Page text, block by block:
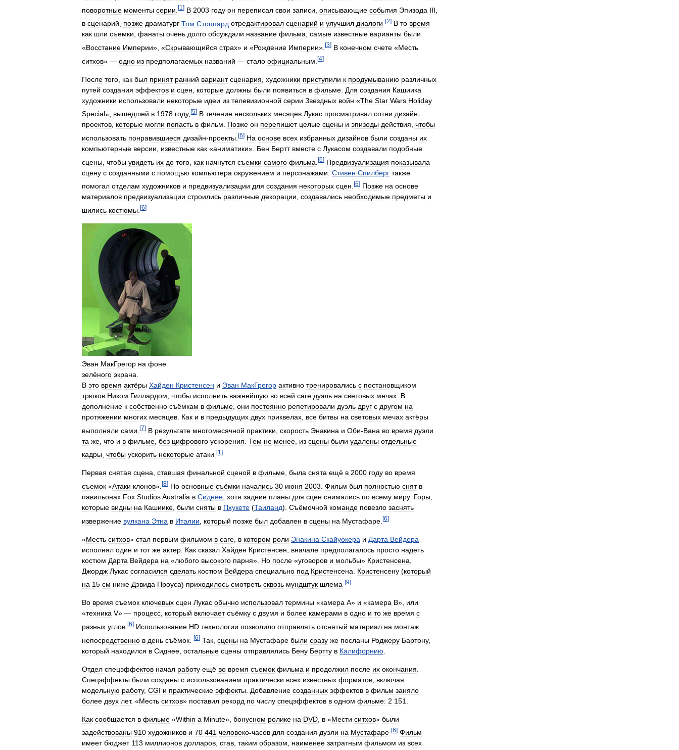
поворотные моменты серии [1 ] В 2003 году он переписал свои записи описывающие события Эпизода III
в сценарий; позже драматург Том Стоппард отредактировал сценарий и улучшил диалоги [2] В то время
как шли съемки, фанаты очень долго обсуждали название фильма; самые известные варианты были
«Восстание Империи», «Скрывающийся страх» и «Рождение Империи». [3] В конечном счете «Месть
ситхов» — одно из предполагаемых названий — стало официальным [4]
После того как был принят ранний вариант сценария художники приступили к продумыванию различных
путей создания эффектов и сцен которые должны были появиться в фильме Для создания Кашиика
художники использовали некоторые идеи из телевизионной серии Звездных войн «The Star Wars Holiday
Special», вышедшей в 1978 году. [5] В течение нескольких месяцев Лукас просматривал сотни дизайн-
проектов, которые могли попасть в фильм. Позже он перепишет целые сцены и эпизоды действия, чтобы
использовать понравившиеся дизайн-проекты [6] На основе всех избранных дизайнов были созданы их
компьютерные версии известные как «аниматики». Бен Бертт вместе с Лукасом создавали подобные
сцены чтобы увидеть их до того как начнутся съемки самого фильма [6] Предвизуализация показывала
сцену с созданными с помощью компьютера окружением и персонажами Стивен Спилберг также
помогал отделам художников и предвизуализации для создания некоторых сцен [6] Позже на основе
материалов предвизуализации строились различные декорации, создавались необходимые предметы и
шились костюмы [6]
Эван МакГрегор на фоне
зелёного экрана
В это время актёры Хайден Кристенсен и Эван МакГрегор активно тренировались с постановщиком
трюков Ником Гиллардом чтобы исполнить важнейшую во всей саге дуэль на световых мечах В
дополнение к собственно съёмкам в фильме они постоянно репетировали дуэль друг с другом на
протяжении многих месяцев Как и в предыдущих двух приквелах все битвы на световых мечах актёры
выполняли сами [7] В результате многомесячной практики скорость Энакина и Оби-Вана во время дуэли
та же что и в фильме без цифрового ускорения Тем не менее из сцены были удалены отдельные
кадры чтобы ускорить некоторые атаки [1 ]
Первая снятая сцена, ставшая финальной сценой в фильме, была снята ещё в 2000 году во время
съемок «Атаки клонов». [8] Но основные съёмки начались 30 июня 2003 Фильм был полностью снят в
павильонах Fox StudiosAustralia в Сиднее хотя задние планы для сцен снимались по всему миру. Горы
которые видны на Кашиике были сняты в Пхукете (Таиланд). Съёмочной команде повезло заснять
извержение вулкана Этна в Италии который позже был добавлен в сцены на Мустафаре [6]
«Месть ситхов» стал первым фильмом в саге в котором роли Энакина Скайуокера и Дарта Вейдера
исполнял один и тот же актер Как сказал Хайден Кристенсен вначале предполагалось просто надеть
костюм Дарта Вейдера на «любого высокого парня». Но после «уговоров и мольбы» Кристенсена
Джордж Лукас согласился сделать костюм Вейдера специально под Кристенсена Кристенсену (который
на 15 см ниже Дэвида Проуса) приходилось смотреть сквозь мундштук шлема [9]
Во время съемок ключевых сцен Лукас обычно использовал термины «камера А» и «камера В», или
«техника V» — процесс, который включает съёмку с двумя и более камерами в одно и то же время с
разных углов [6] Использование HD технологии позволило отправлять отснятый материал на монтаж
непосредственно в день съёмок [6] Так сцены на Мустафаре были сразу же посланы Роджеру Бартону,
который находился в Сиднее остальные сцены отправлялись Бену Бертту в Калифорнию
Отдел спецэффектов начал работу ещё во время съемок фильма и продолжил после их окончания
Спецэффекты были созданы с использованием практически всех известных форматов включая
модельную работу, CGI и практические эффекты Добавление созданных эффектов в фильм заняло
более двух лет. «Месть ситхов» поставил рекорд по числу спецэффектов в одном фильме: 2 151
Как сообщается в фильме «Within a Minute», бонусном ролике на DVD в «Мести ситхов» были
задействованы 910 художников и 70 441 человеко-часов для создания дуэли на Мустафаре [6] Фильм
имеет бюджет 113 миллионов долларов став таким образом наименее затратным фильмом из всех